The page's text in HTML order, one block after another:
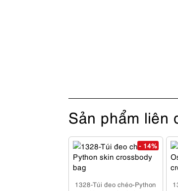
Sản phẩm liên
- 14%
1328-Túi đeo chéo-Python